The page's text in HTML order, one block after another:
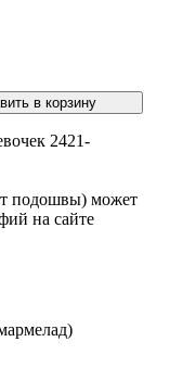
2421-
подошвы) может
на сайте